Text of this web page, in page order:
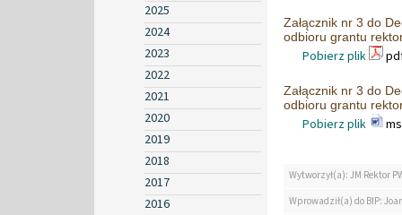
2025
2024
2023
2022
2021
2020
2019
2018
2017
2016
Załącznik nr 3 do
odbioru grantu
Pobierz plik
Załącznik nr 3 do
odbioru grantu
Pobierz plik
Wytworzył(a): JM Rektor
Wprowadził(a) do BIP: